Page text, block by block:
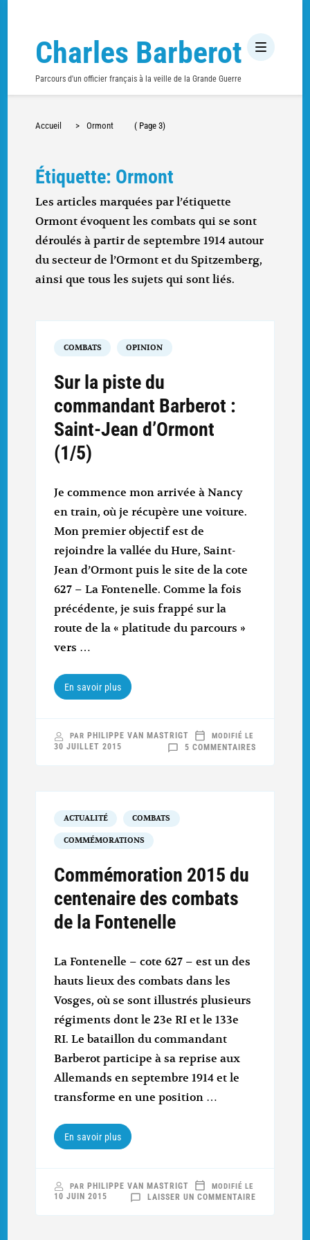
Charles Barberot
Parcours d'un officier français à la veille de la Grande Guerre
Accueil > Ormont ( Page 3)
Étiquette: Ormont
Les articles marquées par l’étiquette
Ormont évoquent les combats qui se sont
déroulés à partir de septembre 1914 autour
du secteur de l’Ormont et du Spitzemberg,
ainsi que tous les sujets qui sont liés.
COMBATS OPINION
Sur la piste du
commandant Barberot :
Saint-Jean d’Ormont
(1/5)
Je commence mon arrivée à Nancy
en train, où je récupère une voiture.
Mon premier objectif est de
rejoindre la vallée du Hure, Saint-
Jean d’Ormont puis le site de la cote
627 – La Fontenelle. Comme la fois
précédente, je suis frappé sur la
route de la « platitude du parcours »
vers …
En savoir plus
PAR PHILIPPE VAN MASTRIGT
5 COMMENTAIRESSUR
MODIFIÉ LE
30 JUILLET 2015
ACTUALITÉ COMBATS
COMMÉMORATIONS
Commémoration 2015 du
centenaire des combats
de la Fontenelle
La Fontenelle – cote 627 – est un des
hauts lieux des combats dans les
Vosges, où se sont illustrés plusieurs
régiments dont le 23e RI et le 133e
RI. Le bataillon du commandant
Barberot participe à sa reprise aux
Allemands en septembre 1914 et le
transforme en une position …
En savoir plus
PAR PHILIPPE VAN MASTRIGT
LAISSER UN COMMENTAIRESUR
MODIFIÉ LE
10 JUIN 2015